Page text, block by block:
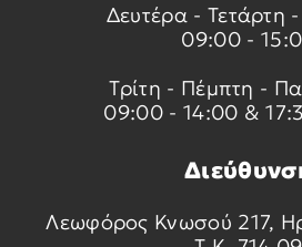
Δευτέρα - Τετάρτη
09:00 -
Τρίτη - Πέμπτη -
09:00 - 14:00 &
Λεωφόρος Κνωσού 217,